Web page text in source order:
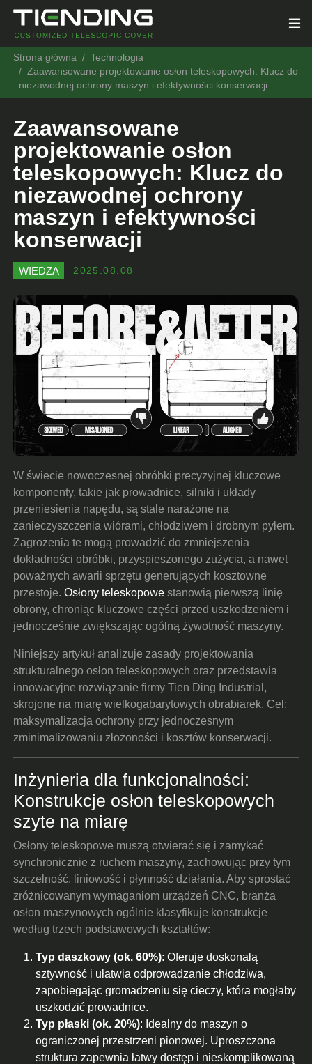
Strona główna
Technologia
Zaawansowane projektowanie osłon teleskopowych: Klucz do
niezawodnej ochrony maszyn i efektywności konserwacji
Zaawansowane
projektowanie osłon
teleskopowych: Klucz do
niezawodnej ochrony
maszyn i efektywności
konserwacji
2025.08.08
WIEDZA
W świecie nowoczesnej obróbki precyzyjnej kluczowe
komponenty, takie jak prowadnice, silniki i układy
przeniesienia napędu, są stale narażone na
zanieczyszczenia wiórami, chłodziwem i drobnym pyłem.
Zagrożenia te mogą prowadzić do zmniejszenia
dokładności obróbki, przyspieszonego zużycia, a nawet
poważnych awarii sprzętu generujących kosztowne
przestoje.Osłony teleskopowe stanowią pierwszą linię
obrony, chroniąc kluczowe części przed uszkodzeniem i
jednocześnie zwiększając ogólną żywotność maszyny.
Niniejszy artykuł analizuje zasady projektowania
strukturalnego osłon teleskopowych oraz przedstawia
innowacyjne rozwiązanie firmy Tien Ding Industrial,
skrojone na miarę wielkogabarytowych obrabiarek. Cel:
maksymalizacja ochrony przy jednoczesnym
zminimalizowaniu złożoności i kosztów konserwacji.
Inżynieria dla funkcjonalności:
Konstrukcje osłon teleskopowych
szyte na miarę
Osłony teleskopowe muszą otwierać się i zamykać
synchronicznie z ruchem maszyny, zachowując przy tym
szczelność, liniowość i płynność działania. Aby sprostać
zróżnicowanym wymaganiom urządzeń CNC, branża
osłon maszynowych ogólnie klasyfikuje konstrukcje
według trzech podstawowych kształtów:
Typ daszkowy (ok. 60%): Oferuje doskonałą
sztywność i ułatwia odprowadzanie chłodziwa,
zapobiegając gromadzeniu się cieczy, która mogłaby
uszkodzić prowadnice.
Typ płaski (ok. 20%): Idealny do maszyn o
ograniczonej przestrzeni pionowej. Uproszczona
struktura zapewnia łatwy dostęp i nieskomplikowaną